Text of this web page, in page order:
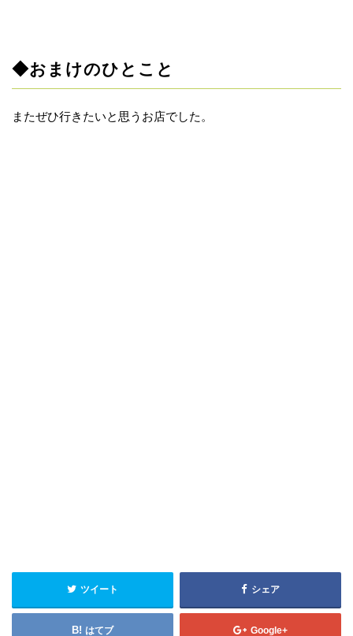
◆おまけのひとこと
またぜひ行きたいと思うお店でした。
ツイート シェア
はてブ Google+